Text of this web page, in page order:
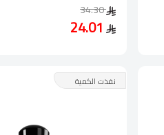
34.30
24.01
نفذت الكمية